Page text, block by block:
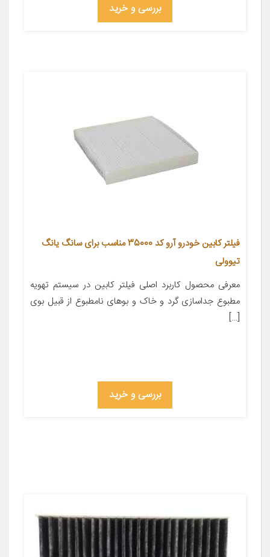
بررسی و خرید
فیلتر کابین خودرو آرو کد 35000 مناسب برای سانگ یانگ
تیوولی
معرفی محصول کاربرد اصلی فیلتر کابین در سیستم تهویه
مطبوع جداسازی گرد و خاک و بوهای نامطبوع از قبیل بوی
[…]
بررسی و خرید